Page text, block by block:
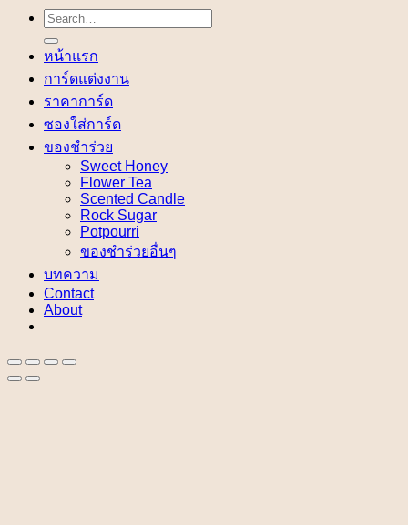
Search
for:
หน้าแรก
การ์ดแต่งงาน
ราคาการ์ด
ซองใส่การ์ด
ของชำร่วย
Sweet Honey
Flower Tea
Scented Candle
Rock Sugar
Potpourri
ของชำร่วยอื่นๆ
บทความ
Contact
About